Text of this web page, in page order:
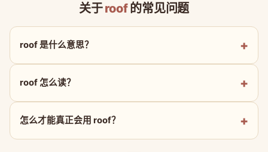
关于roof的常见问题
roof 是什么意思？
roof 怎么读？
怎么才能真正会用 roof？